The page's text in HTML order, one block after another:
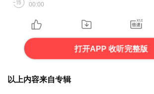
00:00
打开APP 收听完整版
以上内容来自专辑